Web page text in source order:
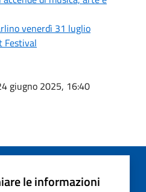
venerdì 31 luglio
Festival
giugno 2025, 16:40
le informazioni